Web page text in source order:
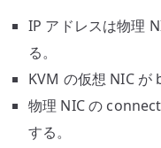
IP アドレスは物理
る。
KVM の仮想 NIC が
物理 NIC の
する。